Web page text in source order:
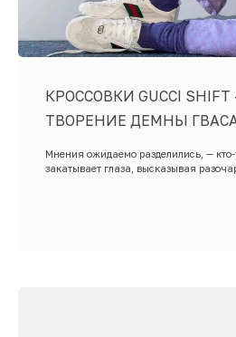
КРОССОВКИ GUCCI
ТВОРЕНИЕ ДЕМНЫ
Мнения ожидаемо разделились, — кто-
закатывает глаза, высказывая